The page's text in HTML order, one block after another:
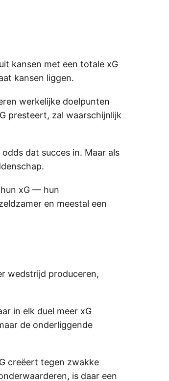
kansen met een totale xG
kansen liggen.
werkelijke doelpunten
presteert, zal waarschijnlijk
dat succes in. Maar als
xG — hun
en meestal een
wedstrijd produceren,
in elk duel meer xG
de onderliggende
creëert tegen zwakke
is daar een